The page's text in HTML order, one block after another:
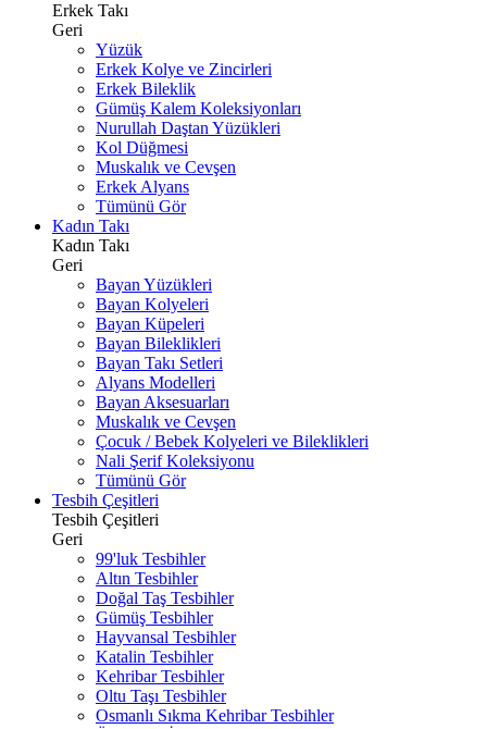
Erkek Takı
Geri
Yüzük
Erkek Kolye ve Zincirleri
Erkek Bileklik
Gümüş Kalem Koleksiyonları
Nurullah Daştan Yüzükleri
Kol Düğmesi
Muskalık ve Cevşen
Erkek Alyans
Tümünü Gör
Kadın Takı
Kadın Takı
Geri
Bayan Yüzükleri
Bayan Kolyeleri
Bayan Küpeleri
Bayan Bileklikleri
Bayan Takı Setleri
Alyans Modelleri
Bayan Aksesuarları
Muskalık ve Cevşen
Çocuk / Bebek Kolyeleri ve Bileklikleri
Nali Şerif Koleksiyonu
Tümünü Gör
Tesbih Çeşitleri
Tesbih Çeşitleri
Geri
99'luk Tesbihler
Altın Tesbihler
Doğal Taş Tesbihler
Gümüş Tesbihler
Hayvansal Tesbihler
Katalin Tesbihler
Kehribar Tesbihler
Oltu Taşı Tesbihler
Osmanlı Sıkma Kehribar Tesbihler